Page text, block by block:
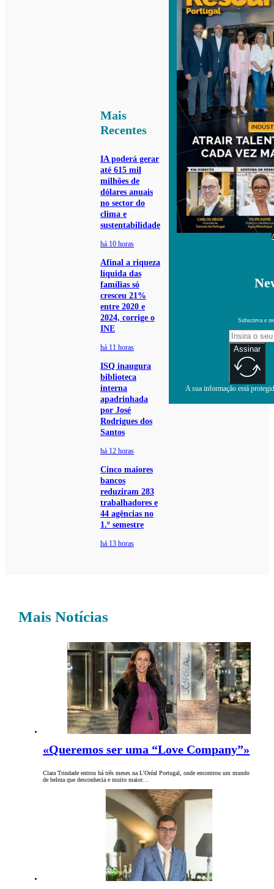
Mais
Recentes
IA poderá gerar
até 615 mil
milhões de
dólares anuais
no sector do
clima e
sustentabilidade
há 10 horas
Afinal a riqueza
líquida das
famílias só
cresceu 21%
entre 2020 e
2024, corrige o
INE
há 11 horas
ISQ inaugura
biblioteca
interna
apadrinhada
por José
Rodrigues dos
Santos
há 12 horas
Cinco maiores
bancos
reduziram 283
trabalhadores e
44 agências no
1.º semestre
há 13 horas
Subscreva e
Assinar
A sua informação está
Mais Notícias
«Queremos ser uma “Love Company”»
Clara Trindade entrou há três meses na L’Oréal Portugal, onde encontrou um mundo
de beleza que desconhecia e muito maior…